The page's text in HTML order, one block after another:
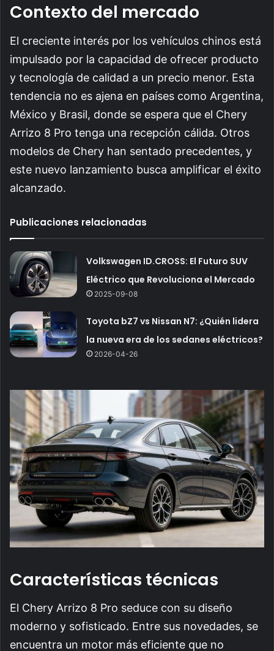
Contexto del mercado
El creciente interés por los vehículos chinos está
impulsado por la capacidad de ofrecer producto
y tecnología de calidad a un precio menor. Esta
tendencia no es ajena en países como Argentina,
México y Brasil, donde se espera que el Chery
Arrizo 8 Pro tenga una recepción cálida. Otros
modelos de Chery han sentado precedentes, y
este nuevo lanzamiento busca amplificar el éxito
alcanzado.
Publicaciones relacionadas
Volkswagen ID.CROSS: El Futuro SUV
Eléctrico que Revoluciona el Mercado
2025-09-08
Toyota bZ7 vs Nissan N7: ¿Quién lidera
la nueva era de los sedanes eléctricos?
2026-04-26
Características técnicas
El Chery Arrizo 8 Pro seduce con su diseño
moderno y sofisticado. Entre sus novedades, se
encuentra un motor más eficiente que no